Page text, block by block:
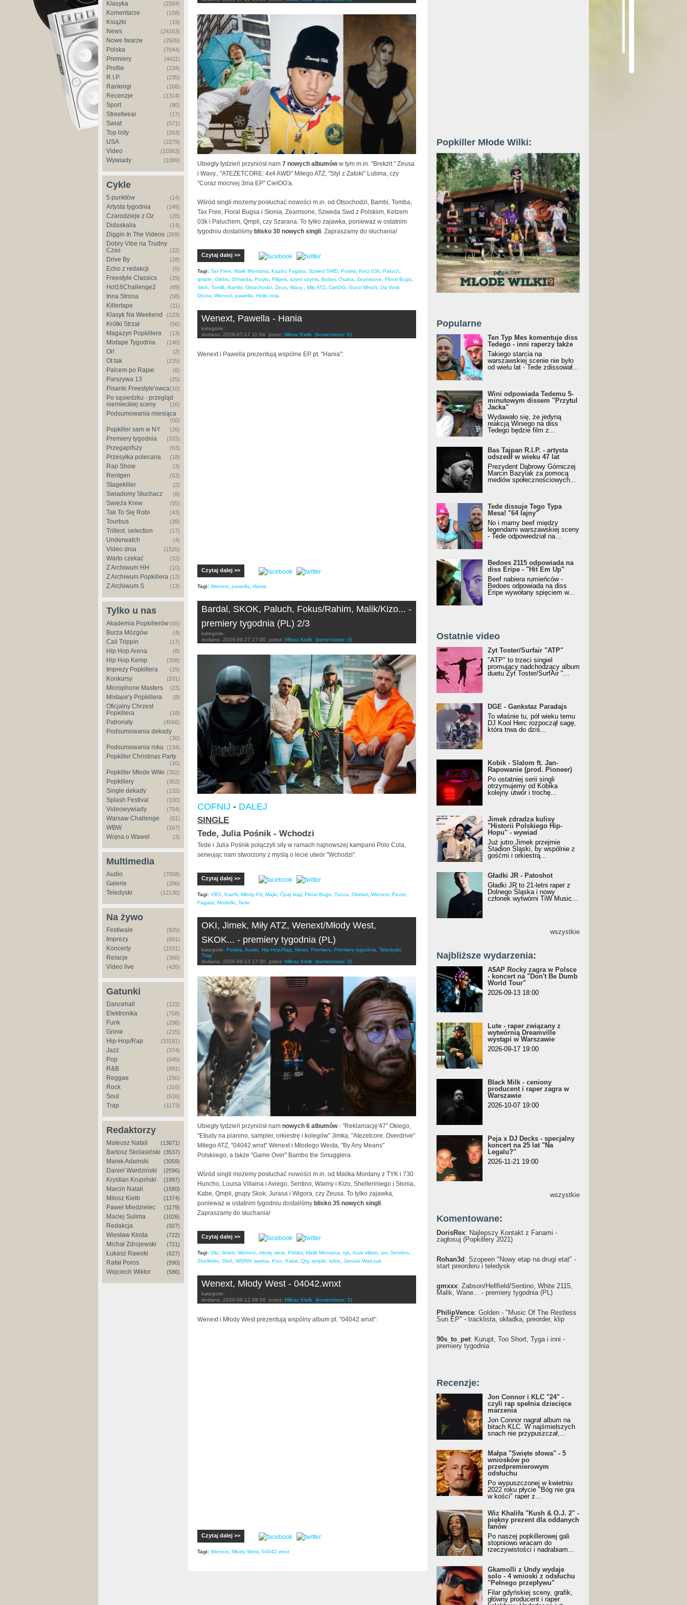
Klasyka (2394)
Komentarze (158)
Książki (19)
News (24163)
Nowe twarze (2505)
Polska (7044)
Premiery (4411)
Profile (234)
R.I.P. (235)
Rankingi (168)
Recenzje (1314)
Sport (80)
Streetwear (17)
Świat (571)
Top listy (263)
USA (2279)
Video (10363)
Wywiady (1099)
Cykle
5 punktów (14)
Artysta tygodnia (149)
Czarodzieje z Oz (28)
Didaskalia (14)
Diggin In The Videos (269)
Dobry Vibe na Trudny
Czas
(22)
Drive By (28)
Echo z redakcji (5)
Freestyle Classics (29)
Hot16Challenge2 (89)
Inna Strona (58)
Killertape (11)
Klasyk Na Weekend (123)
Krótki Strzał (56)
Magazyn Popkillera (13)
Mixtape Tygodnia (146)
Oi! (2)
Ot tak (225)
Palcem po Rapie (6)
Parszywa 13 (25)
Pisanki Freestyle'owca(10)
Po sąsiedzku - przegląd
niemieckiej sceny
(16)
Podsumowania miesiąca
(50)
Popkiller sam w NY (26)
Premiery tygodnia (333)
Przegapifszy (63)
Przesyłka polecana (18)
Rap Show (3)
Rentgen (53)
Stagekiller (2)
Świadomy Słuchacz (6)
Świeża Krew (55)
Tak To Się Robi (43)
Tourbus (28)
Trillest. selection (17)
Underwatch (4)
Video dnia (1520)
Warto czekać (32)
Z Archiwum HH (10)
Z Archiwum Popkillera (12)
Z Archiwum S (13)
Tylko u nas
Akademia Popkillerów(65)
Burza Mózgów (4)
Cali Trippin (17)
Hip Hop Arena (8)
Hip Hop Kemp (308)
Imprezy Popkillera (29)
Konkursy (201)
Microphone Masters (23)
Mixtape'y Popkillera (8)
Oficjalny Chrzest
Popkillera
(18)
Patronaty (4566)
Podsumowania dekady
(30)
Podsumowania roku (134)
Popkiller Christmas Party
(16)
Popkiller Młode Wilki (352)
Popkillery (352)
Single dekady (132)
Splash Festival (100)
Videowywiady (754)
Warsaw Challenge (61)
WBW (167)
Wojna o Wawel (3)
Multimedia
Audio (7058)
Galerie (286)
Teledyski (12130)
Na żywo
Festiwale (825)
Imprezy (601)
Koncerty (1931)
Relacje (366)
Video live (426)
Gatunki
Dancehall (122)
Elektronika (758)
Funk (298)
Grime (215)
Hip-Hop/Rap (33181)
Jazz (374)
Pop (645)
R&B (891)
Reggae (250)
Rock (316)
Soul (616)
Trap (1173)
Redaktorzy
Mateusz Natali (13671)
Bartosz Skolasiński (3537)
Marek Adamski (3059)
Daniel Wardziński (2596)
Krystian Krupiński (1997)
Marcin Natali (1580)
Miłosz Kiełb (1374)
Paweł Miedzielec (1179)
Maciej Sulima (1026)
Redakcja (927)
Wiesław Kłoda (722)
Michał Zdrojewski (721)
Łukasz Rawski (627)
Rafał Poros (590)
Wojciech Wiktor (586)
Ubiegły tydzień przyniósł nam 7 nowych albumóww tym m.in. "Brekzit." Zeusa
i Wavy., "ATEZETCORE: 4x4 AWD" Miłego ATZ, "Styl z Zatoki" Lubina, czy
"Coraz mocniej 3ma EP" CielOG'a.
Wśród singli możemy posłuchać nowości m.in. od Otsochodzi, Bambi, Tomba,
Tax Free, Floral Bugsa i Słonia, Zeamsone, Szweda Swd z Polskiim, Ketzem
03k i Paluchem, Qmpli, czy Szarana. To tylko zajawka, ponieważ w ostatnim
tygodniu dostaliśmy blisko 30 nowych singli . Zapraszamy do słuchania!
Czytaj dalej >>
Tagi: Tax Free Malik Montana Kazior, Fagata Szwed SWD Polskii Ketz 03k Paluch
qmple
Gibbs Shhieda Przyłu Filipek szymi szyms Bober, Osaka Zeamsone Floral Bugs
Słoń
TomB Bambi Otsochodzi Zeus Wavy. Miły ATZ CielOG Gucci Mnich
Da Vosk
Docta
Wenext pawella Hello.zola
Wenext, Pawella - Hania
kategorie:
dodano: 2026-07-17 11:04 przez: Miłosz Kiełb (komentarze: 0)
Wenext i Pawella prezentują wspólne EP pt. "Hania":
Czytaj dalej >>
Tagi: Wenext pawella Hania
Bardal, SKOK, Paluch, Fokus/Rahim, Malik/Kizo... -
premiery tygodnia (PL) 2/3
kategorie:
dodano: 2026-06-27 17:00 przez: Miłosz Kiełb (komentarze: 0)
COFNIJ - DALEJ
SINGLE
Tede, Julia Pośnik - Wchodzi
Tede i Julia Pośnik połączyli siły w ramach najnowszej kampanii Polo Cola,
serwując nam stworzony z myślą o lecie utwór "Wchodzi".
Czytaj dalej >>
Tagi: VBS KaeN Młody Pit Majki Ćpaj stajl Floral Bugs Tuzza Okekel Wenext Pezet
Fagata
Modelki Tede
OKI, Jimek, Miły ATZ, Wenext/Młody West,
SKOK... - premiery tygodnia (PL)
kategorie: Polska Audio Hip-Hop/Rap News Premiery, Premiery tygodnia Teledyski
Trap
dodano: 2026-06-13 17:30 przez: Miłosz Kiełb (komentarze: 0)
Ubiegły tydzień przyniósł nam nowych 6 albumów- "Reklamację'47" Okiego,
"Etiudy na pianino, sampler, orkiestrę i kolegów" Jimka, "Atezetcore: Overdrive"
Miłego ATZ, "04042.wnxt" Wenext i Młodego Westa, "By Any Means"
Polskiiego, a także "Game Over" Bambo the Smugglera.
Wśród singli możemy posłuchać nowości m.in. od Malika Montany z TYK i 730
Huncho, Louisa Villaina i Aviego, Sentino, Waimy i Kizo, Shelleriniego i Słonia,
Kabe, Qmpli, grupy Skok, Jurasa i Wigora, czy Zeusa. To tylko zajawka,
ponieważ w ostatnim tygodniu dostaliśmy blisko 35 nowych singli
Zapraszamy do słuchania!
Czytaj dalej >>
Tagi: Oki Jimek Wenext mlody west Polskii Malik Montana tyk louis villain avi Sentino
Shellerini Sloń WSRH waima Kizo Kabe Qry, qmple lubin Janusz Walczuk
Wenext, Młody West - 04042.wnxt
kategorie:
dodano: 2026-06-12 09:56 przez: Miłosz Kiełb (komentarze: 0)
Wenext i Młody West prezentują wspólny album pt. "04042.wnxt":
Czytaj dalej >>
Tagi: Wenext Młody West 04042.wnxt
Popkiller Młode Wilki:
Popularne
Ten Typ Mes komentuje diss
Tedego - inni raperzy także
Takiego starcia na
warszawskiej scenie nie było
od wielu lat - Tede zdissował...
Wini odpowiada Tedemu 5-
minutowym dissem "Przytul
Jacka"
Wydawało się, że jedyną
reakcją Winiego na diss
Tedego będzie film z...
Bas Tajpan R.I.P. - artysta
odszedł w wieku 47 lat
Prezydent Dąbrowy Górniczej
Marcin Bazylak za pomocą
mediów społecznościowych...
Tede dissuje Tego Typa
Mesa! "64 lajny"
No i mamy beef między
legendami warszawskiej sceny
- Tede odpowiedział na...
Bedoes 2115 odpowiada na
diss Eripe - "Hit Em Up"
Beef nabiera rumieńców -
Bedoes odpowiada na diss
Eripe wywołany spięciem w...
Ostatnie video
Żyt Toster/SurfAir - ATP VIDEO
Żyt Toster/Surfair "ATP"
"ATP" to trzeci singiel
promujący nadchodzący album
duetu Żyt Toster/SurfAir "...
donGURALesko z nagrodą za
Klasyczny/Trueschoolowy
Album Roku (Popkillery 2023)
DGE - Gankstaz Paradajs
To właśnie tu, pół wieku temu
DJ Kool Herc rozpoczął sagę,
która trwa do dziś...
Kobik - Slalom ft. Jan-
Rapowanie (prod. Pioneer)
[Official Music Visualiser]
Kobik - Slalom ft. Jan-
Rapowanie (prod. Pioneer)
Po ostatniej serii singli
otrzymujemy od Kobika
kolejny utwór i trochę...
Jimek zdradza kulisy "Historii
Polskiego Hip-Hopu" - wywiad
Jimek zdradza kulisy
"Historii Polskiego Hip-
Hopu" - wywiad
Już jutro Jimek przejmie
Stadion Śląski, by wspólnie z
gośćmi i orkiestrą...
Gładki JR - Patoshot
Gładki JR - Patoshot
Gładki JR to 21-letni raper z
Dolnego Śląska i nowy
członek wytwórni TiW Music...
wszystkie
Najbliższe wydarzenia:
A$AP Rocky zagra w Polsce
- koncert na "Don't Be Dumb
World Tour"
2026-09-13 18:00
Lute - raper związany z
wytwórnią Dreamville
wystąpi w Warszawie
2026-09-17 19:00
Black Milk - ceniony
producent i raper zagra w
Warszawie
2026-10-07 19:00
Peja x DJ Decks - specjalny
koncert na 25 lat "Na
Legalu?"
2026-11-21 19:00
wszystkie
Komentowane:
DorisRex: Najlepszy Kontakt z Fanami -
zagłosuj (Popkillery 2021)
Rohan3d : Szopeen "Nowy etap na drugi etat" -
start preorderu i teledysk
gmxxx: Żabson/Hellfield/Sentino, White 2115,
Malik, Wane... - premiery tygodnia (PL)
PhilipVence: Golden - "Music Of The Restless
Sun EP" - tracklista, okładka, preorder, klip
90s_to_pet: Kurupt, Too Short, Tyga i inni -
premiery tygodnia
Recenzje:
Jon Connor i KLC "24" -
czyli rap spełnia dziecięce
marzenia
Jon Connor nagrał album na
bitach KLC. W najśmielszych
snach nie przypuszczał,...
Małpa "Święte słowa" - 5
wniosków po
przedpremierowym
odsłuchu
Po wypuszczonej w kwietniu
2022 roku płycie "Bóg nie gra
w kości" raper z...
Wiz Khalifa "Kush & O.J. 2" -
piękny prezent dla oddanych
fanów
Po naszej popkillerowej gali
stopniowo wracam do
rzeczywistości i nadrabiam...
Gkamolli z Undy wydaje
solo - 4 wnioski z odsłuchu
"Pełnego przepływu"
Filar gdyńskiej sceny, grafik,
główny producent i raper